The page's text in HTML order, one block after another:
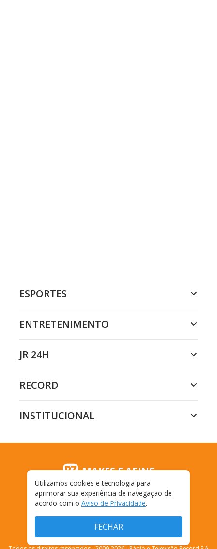
ESPORTES
ENTRETENIMENTO
JR 24H
RECORD
INSTITUCIONAL
MAKES E AFINS
Utilizamos cookies e tecnologia para
aprimorar sua experiência de navegação de
acordo com o Aviso de Privacidade.
FECHAR